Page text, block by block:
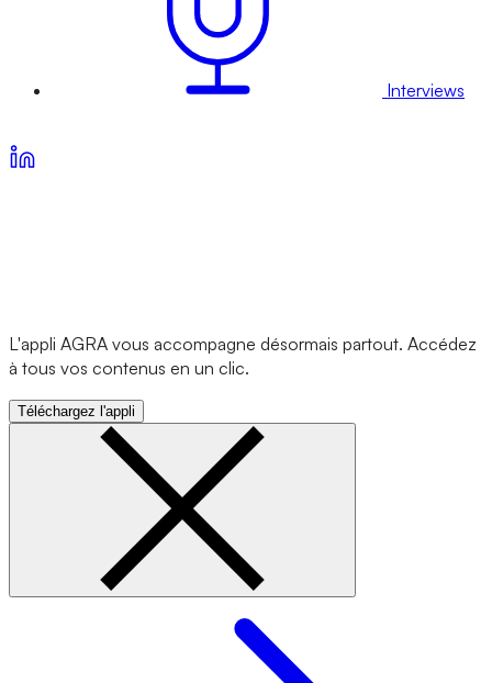
Interviews
L'appli AGRA vous accompagne désormais partout. Accédez
à tous vos contenus en un clic.
Téléchargez l'appli